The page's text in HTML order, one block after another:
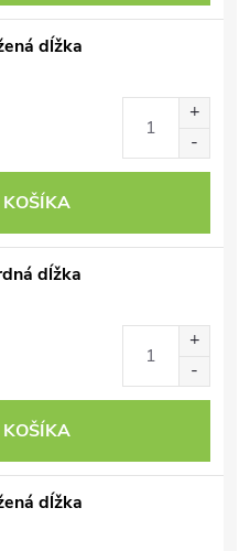
dĺžka
KOŠÍKA
dĺžka
KOŠÍKA
dĺžka